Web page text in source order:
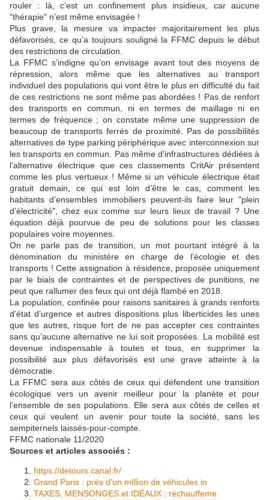
rouler : là, c’est un confinement plus insidieux, car aucune
"thérapie" n’est même envisagée !
Plus grave, la mesure va impacter majoritairement les plus
défavorisés, ce qu’a toujours souligné la FFMC depuis le début
des restrictions de circulation.
La FFMC s’indigne qu’on envisage avant tout des moyens de
répression, alors même que les alternatives au transport
individuel des populations qui vont être le plus en difficulté du fait
de ces restrictions ne sont même pas abordées ! Pas de renfort
des transports en commun, ni en termes de maillage ni en
termes de fréquence ; on constate même une suppression de
beaucoup de transports ferrés de proximité. Pas de possibilités
alternatives de type parking périphérique avec interconnexion sur
les transports en commun. Pas même d’infrastructures dédiées à
l’alternative électrique que ces classements CritAir présentent
comme les plus vertueux ! Même si un véhicule électrique était
gratuit demain, ce qui est loin d’être le cas, comment les
habitants d’ensembles immobiliers peuvent-ils faire leur "plein
d’électricité", chez eux comme sur leurs lieux de travail ? Une
équation déjà pourvue de peu de solutions pour les classes
populaires voire moyennes.
On ne parle pas de transition, un mot pourtant intégré à la
dénomination du ministère en charge de l’écologie et des
transports ! Cette assignation à résidence, proposée uniquement
par le biais de contraintes et de perspectives de punitions, ne
peut que rallumer des feux qui ont déjà flambé en 2018.
La population, confinée pour raisons sanitaires à grands renforts
d’état d’urgence et autres dispositions plus liberticides les unes
que les autres, risque fort de ne pas accepter ces contraintes
sans qu’aucune alternative ne lui soit proposées. La mobilité est
devenue indispensable à toutes et tous, en supprimer la
possibilité aux plus défavorisés est une grave atteinte à la
démocratie.
La FFMC sera aux côtés de ceux qui défendent une transition
écologique vers un avenir meilleur pour la planète et pour
l’ensemble de ses populations. Elle sera aux côtés de celles et
ceux qui veulent un avenir pour toute la société, sans les
sempiternels laissés-pour-compte.
FFMC nationale 11/2020
Sources et articles associés :
https://detours.canal.fr/
Grand Paris : près d'un million de véhicules in
TAXES, MENSONGES et IDÉAUX : réchauffeme